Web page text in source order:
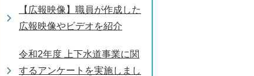
【広報映像】職員が作成した
広報映像やビデオを紹介
令和2年度 上下水道事業に関
するアンケートを実施しまし